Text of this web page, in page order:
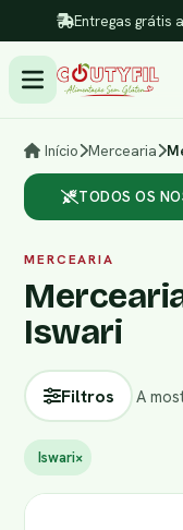
Entregas grátis
Início Mercearia
TODOS OS
MERCEARIA
Iswari
Filtros A
Iswari×